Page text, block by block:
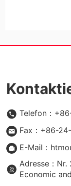
Telefon：
Fax：+86-
E-Mail：
Adresse：Nr.
Economic